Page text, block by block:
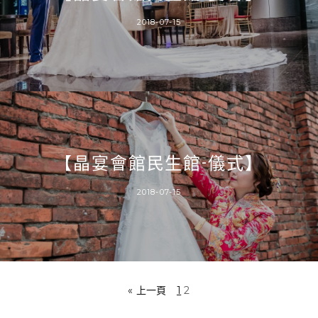
2018-07-15
【晶宴會館民生館-儀式】
2018-07-15
« 上一頁 1 2